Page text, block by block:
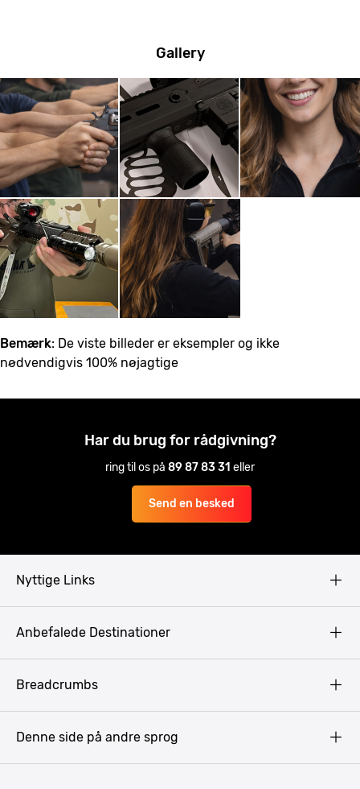
Gallery
Bemærk: De viste billeder er eksempler og ikke
nødvendigvis 100% nøjagtige
Har du brug for rådgivning?
ring til os på 89 87 83 31 eller
Send en besked
Nyttige Links
Anbefalede Destinationer
Breadcrumbs
Denne side på andre sprog